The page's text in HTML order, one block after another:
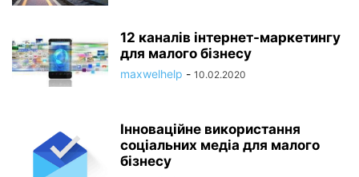
12 каналів інтернет-маркетингу
для малого бізнесу
maxwelhelp - 10.02.2020
Інноваційне використання
соціальних медіа для малого
бізнесу